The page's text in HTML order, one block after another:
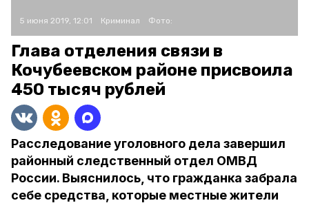
5 июня 2019, 12:01 Криминал Фото:
Глава отделения связи в
Кочубеевском районе присвоила
450 тысяч рублей
Расследование уголовного дела завершил
районный следственный отдел ОМВД
России. Выяснилось, что гражданка забрала
себе средства, которые местные жители